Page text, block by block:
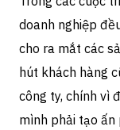
doanh nghiệp
cho ra mắt các
hút khách hàng
công ty, chính vì
mình phải tạo